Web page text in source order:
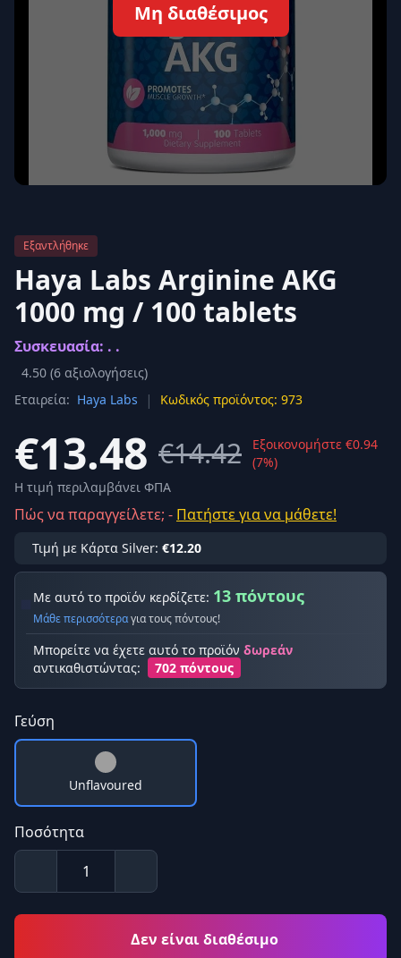
Μη διαθέσιμος
Εξαντλήθηκε
Haya Labs Arginine AKG
1000 mg / 100 tablets
Συσκευασία: . .
4.50 (6 αξιολογήσεις)
Εταιρεία: Haya Labs | Κωδικός προϊόντος: 973
€13.48 €14.42
Εξοικονομήστε €0.94
(7%)
Η τιμή περιλαμβάνει ΦΠΑ
Πώς να παραγγείλετε; - Πατήστε για να μάθετε!
Τιμή με Κάρτα Silver: €12.20
Με αυτό το προϊόν κερδίζετε: 13 πόντους
Μάθε περισσότεραγια τους πόντους!
Μπορείτε να έχετε αυτό το προϊόν δωρεάν
αντικαθιστώντας:
702 πόντους
Γεύση
Unflavoured
Ποσότητα
Δεν είναι διαθέσιμο
Ασφαλής σύνδεση